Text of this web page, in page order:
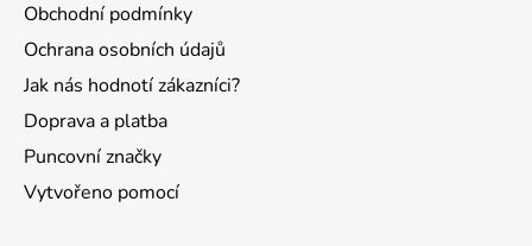
Obchodní podmínky
Ochrana osobních údajů
Jak nás hodnotí zákazníci?
Doprava a platba
Puncovní značky
Vytvořeno pomocí